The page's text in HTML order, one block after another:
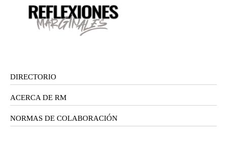
DIRECTORIO
ACERCA DE RM
NORMAS DE COLABORACIÓN